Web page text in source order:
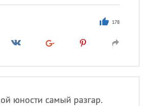
178
юности самый разгар.